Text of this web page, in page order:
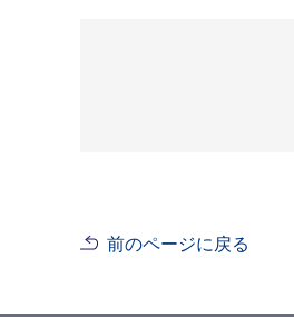
前のページに戻る